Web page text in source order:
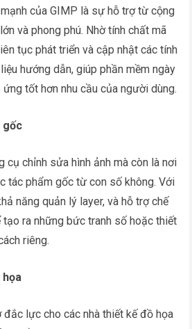
của GIMP là sự hỗ trợ từ cộng
và phong phú. Nhờ tính chất mã
tục phát triển và cập nhật các tính
hướng dẫn, giúp phần mềm ngày
tốt hơn nhu cầu của người dùng.
gốc
cụ chỉnh sửa hình ảnh mà còn là nơi
tác phẩm gốc từ con số không. Với
năng quản lý layer, và hỗ trợ chế
tạo ra những bức tranh số hoặc thiết
riêng.
lực cho các nhà thiết kế đồ họa